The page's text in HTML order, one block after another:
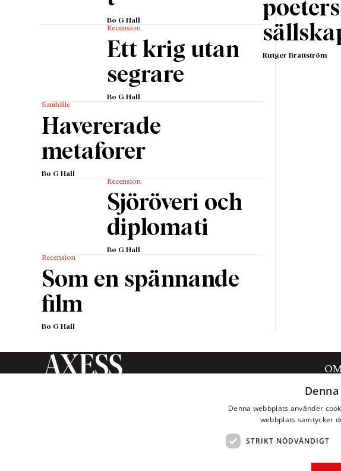
Bo G Hall
Recension
Ett krig utan
segrare
Bo G Hall
Samhälle
Havererade
metaforer
Bo G Hall
Recension
Sjöröveri och
diplomati
Bo G Hall
Recension
Som en spännande
film
Bo G Hall
poeters
Rutger Brattström
Om
Denna webbplats använder
webbplats samtycker
STRIKT NÖDVÄNDIGT